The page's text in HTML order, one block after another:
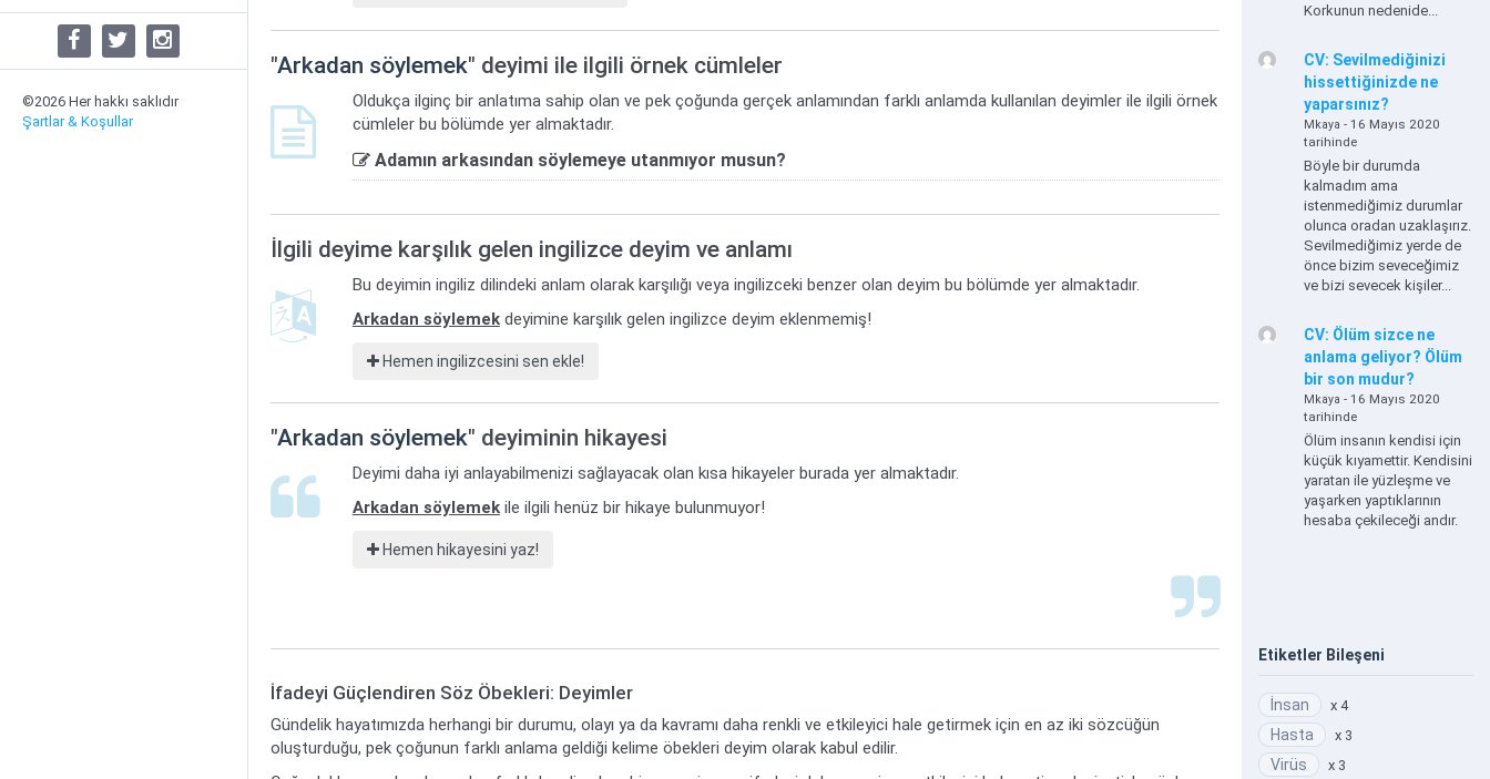
©2026 Her hakkı saklıdır
Şartlar & Koşullar
"Arkadan söylemek" deyimi ile ilgili örnek cümleler
Oldukça ilginç bir anlatıma sahip olan ve pek çoğunda gerçek anlamından farklı anlamda kullanılan deyimler ile ilgili örnek
cümleler bu bölümde yer almaktadır.
Adamın arkasından söylemeye utanmıyor musun?
İlgili deyime karşılık gelen ingilizce deyim ve anlamı
Bu deyimin ingiliz dilindeki anlam olarak karşılığı veya ingilizceki benzer olan deyim bu bölümde yer almaktadır.
Arkadan söylemekdeyimine karşılık gelen ingilizce deyim eklenmemiş!
Hemen ingilizcesini sen ekle!
"Arkadan söylemek" deyiminin hikayesi
Deyimi daha iyi anlayabilmenizi sağlayacak olan kısa hikayeler burada yer almaktadır.
Arkadan söylemekile ilgili henüz bir hikaye bulunmuyor!
Hemen hikayesini yaz!
İfadeyi Güçlendiren Söz Öbekleri: Deyimler
Gündelik hayatımızda herhangi bir durumu, olayı ya da kavramı daha renkli ve etkileyici hale getirmek için en az iki sözcüğün
oluşturduğu, pek çoğunun farklı anlama geldiği kelime öbekleri deyim olarak kabul edilir.
Korkunun nedenide...
CV: Sevilmediğinizi
hissettiğinizde ne
yaparsınız?
Mkaya - 16 Mayıs 2020
tarihinde
Böyle bir durumda
kalmadım ama
istenmediğimiz durumlar
olunca oradan uzaklaşırız.
Sevilmediğimiz yerde de
önce bizim seveceğimiz
ve bizi sevecek kişiler...
CV: Ölüm sizce ne
anlama geliyor? Ölüm
bir son mudur?
Mkaya - 16 Mayıs 2020
tarihinde
Ölüm insanın kendisi için
küçük kıyamettir. Kendisini
yaratan ile yüzleşme ve
yaşarken yaptıklarının
hesaba çekileceği andır.
Etiketler Bileşeni
İnsan x 4
Hasta x 3
Virüs x 3